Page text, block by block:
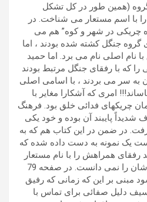
(همین طور در کل تشکل
با اسم مستعار می شناخت. در
چریکی در شهر و کوه” هم می
گروه جنگل کشته شده بودند ، اما
نام اصلی نام می برد. اما حمید
که با رفقای جنگل مرتبط بودند
به سر می بردند ، با اسامی اصلی
امری که آشکارا مغایر با
چریکهای فدائی خلق بود. فرهنگ
پایبند آن بوده و خود یکی
در ضمن در این کتاب هم که به
یک نمونه به دست داده شده که
همراهش را با نام مستعار
خطاب می کرد و نام اصلی شان را نمی دانست. در صفحه 79
مبنی بر این که زمانی که رفیق
دلیل صفائی برای تماس با